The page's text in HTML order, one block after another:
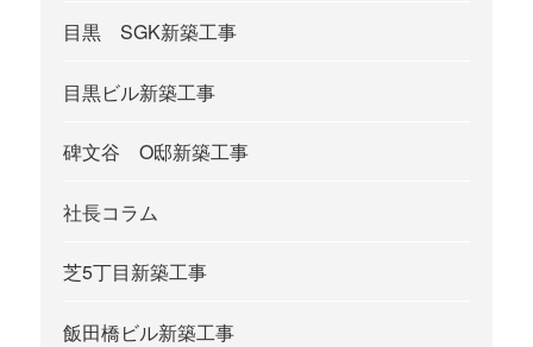
目黒 SGK新築工事
目黒ビル新築工事
碑文谷 O邸新築工事
社長コラム
芝5丁目新築工事
飯田橋ビル新築工事